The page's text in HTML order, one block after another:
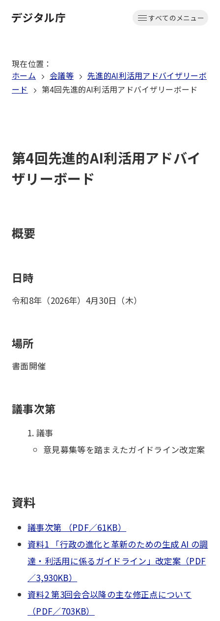
文
動
すべてのメニュー
現在位置 ：
ホーム
会議等
先進的AI利活用アドバイザリーボ
ード
第4回先進的AI利活用アドバイザリーボード
第4回先進的AI利活用アドバイ
ザリーボード
概要
日時
令和8年（2026年）4月30日（木）
場所
書面開催
議事次第
1. 議事
意見募集等を踏まえたガイドライン改定案
資料
議事次第 （PDF／61KB）
資料1 「行政の進化と革新のための生成 AI の調
達・利活用に係るガイドライン」改定案（PDF
／3,930KB）
資料2 第3回会合以降の主な修正点について
（PDF／703KB）